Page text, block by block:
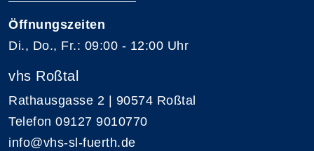
Öffnungszeiten
Di., Do., Fr.: 09:00 - 12:00 Uhr
vhs Roßtal
Rathausgasse 2 | 90574 Roßtal
Telefon 09127 9010770
info@vhs-sl-fuerth.de